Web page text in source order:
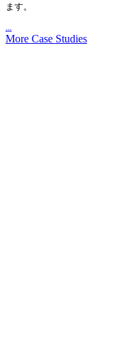
ます。
...
More Case Studies